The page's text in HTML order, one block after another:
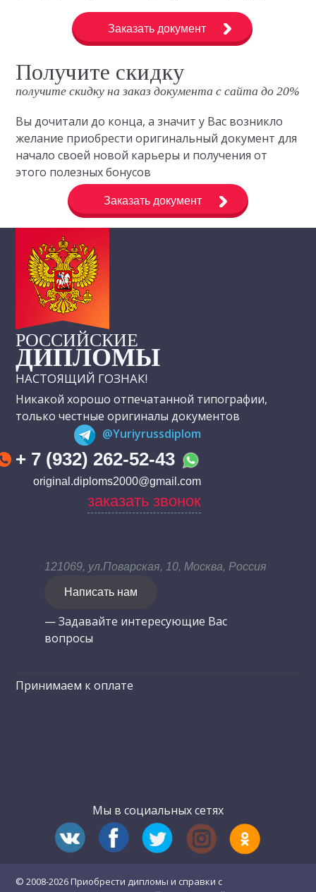
Заказать документ
Получите скидку
получите скидку на заказ документа с сайта до 20%
Вы дочитали до конца, а значит у Вас возникло
желание приобрести оригинальный документ для
начало своей новой карьеры и получения от
этого полезных бонусов
Заказать документ
РОССИЙСКИЕ
ДИПЛОМЫ
НАСТОЯЩИЙ ГОЗНАК!
Никакой хорошо отпечатанной типографии,
только честные оригиналы документов
@Yuriyrussdiplom
+ 7 (932) 262-52-43
original.diploms2000@gmail.com
заказать звонок
121069, ул.Поварская, 10, Москва, Россия
Написать нам
— Задавайте интересующие Вас
вопросы
Принимаем к оплате
Мы в социальных сетях
© 2008-2026 Приобрести дипломы и справки с